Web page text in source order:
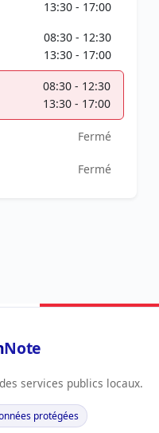
13:30 - 17:00
08:30 - 12:30
13:30 - 17:00
08:30 - 12:30
13:30 - 17:00
Fermé
Fermé
services publics locaux.
protégées